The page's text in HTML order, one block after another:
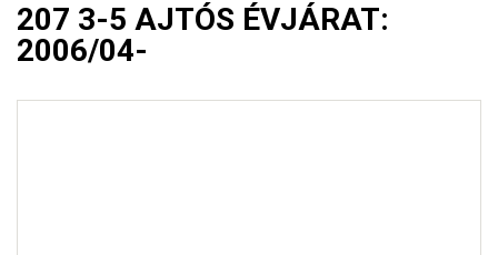
207 3-5 AJTÓS ÉVJÁRAT:
2006/04-